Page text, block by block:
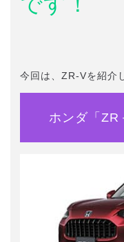
今回は、ZR-Vを紹介
ホンダ「ZR